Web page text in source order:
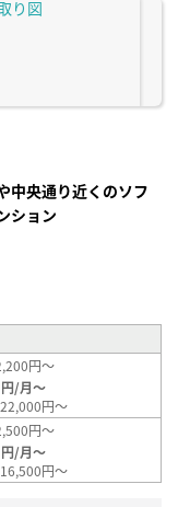
中央通り近くのソフ
ション
円～
円/月～
円～
円～
円/月～
円～